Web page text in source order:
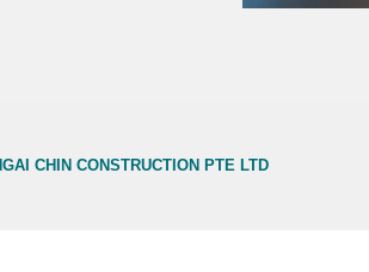
CHIN CONSTRUCTION PTE LTD